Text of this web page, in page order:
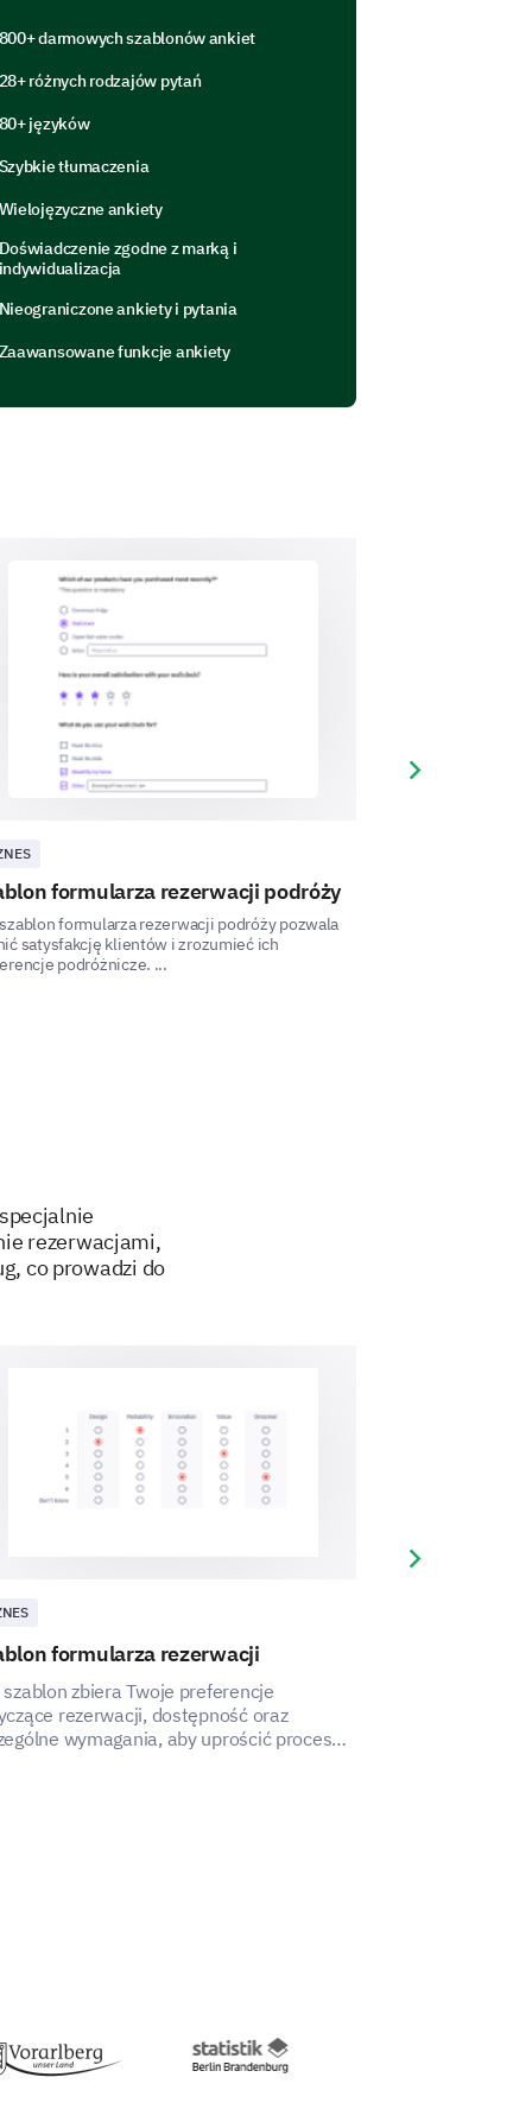
updates and communication.
800+ darmowych szablonów ankiet
28+ różnych rodzajów pytań
80+ języków
Szybkie tłumaczenia
Wielojęzyczne ankiety
Doświadczenie zgodne z marką i
indywidualizacja
Nieograniczone ankiety i pytania
Zaawansowane funkcje ankiety
formularza rezerwacji podróży
formularza rezerwacji podróży pozwala
satysfakcję klientów i zrozumieć ich
podróżnicze. ...
Next slide
rezerwacjami,
co prowadzi do
formularza rezerwacji
szablon zbiera Twoje preferencje
rezerwacji, dostępność oraz
wymagania, aby uprościć proces
Next slide